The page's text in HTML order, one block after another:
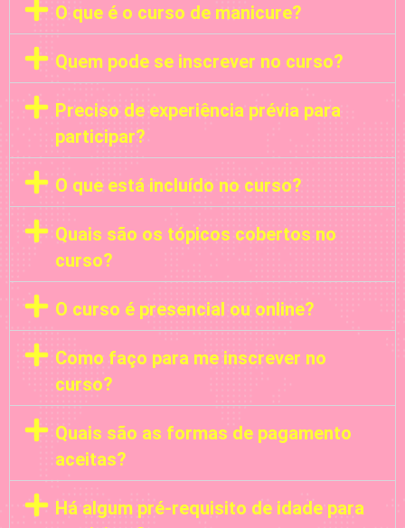
O que é o curso de manicure?
Quem pode se inscrever no curso?
Preciso de experiência prévia para
participar?
O que está incluído no curso?
Quais são os tópicos cobertos no
curso?
O curso é presencial ou online?
Como faço para me inscrever no
curso?
Quais são as formas de pagamento
aceitas?
Há algum pré-requisito de idade para